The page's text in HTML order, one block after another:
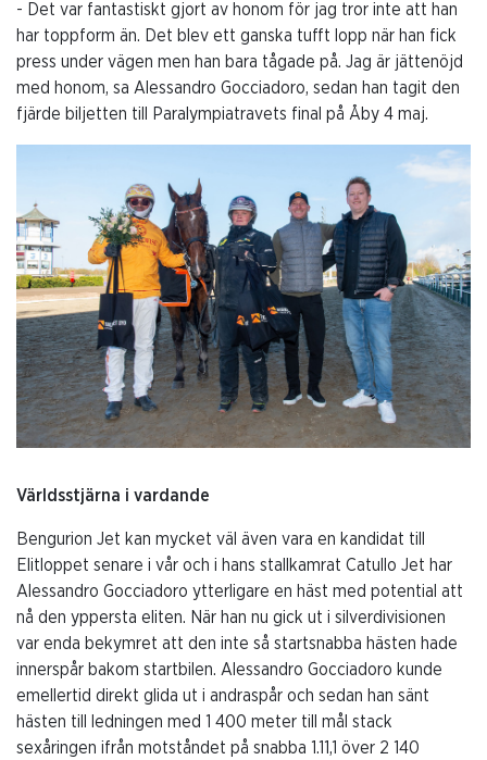
- Det var fantastiskt gjort av honom för jag tror inte att han
har toppform än. Det blev ett ganska tufft lopp när han fick
press under vägen men han bara tågade på. Jag är jättenöjd
med honom, sa Alessandro Gocciadoro, sedan han tagit den
fjärde biljetten till Paralympiatravets final på Åby 4 maj.
Världsstjärna i vardande
Bengurion Jet kan mycket väl även vara en kandidat till
Elitloppet senare i vår och i hans stallkamrat Catullo Jet har
Alessandro Gocciadoro ytterligare en häst med potential att
nå den yppersta eliten. När han nu gick ut i silverdivisionen
var enda bekymret att den inte så startsnabba hästen hade
innerspår bakom startbilen. Alessandro Gocciadoro kunde
emellertid direkt glida ut i andraspår och sedan han sänt
hästen till ledningen med 1 400 meter till mål stack
sexåringen ifrån motståndet på snabba 1.11,1 över 2 140